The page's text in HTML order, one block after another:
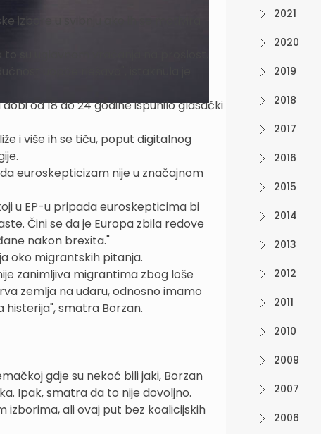
izbore u svibnju ako ih se motivira
su uglavnom vraćanja na prošlost.
uopće rješava", istaknula je
od 18 do 24 godine ispunilo glasački
i više ih se tiču, poput digitalnog
euroskepticizam nije u značajnom
u EP-u pripada euroskepticima bi
Čini se da je Europa zbila redove
nakon brexita."
oko migrantskih pitanja.
zanimljiva migrantima zbog loše
zemlja na udaru, odnosno imamo
smatra Borzan.
gdje su nekoć bili jaki, Borzan
Ipak, smatra da to nije dovoljno.
izborima, ali ovaj put bez koalicijskih
2021
2020
2019
2018
2017
2016
2015
2014
2013
2012
2011
2010
2009
2007
2006